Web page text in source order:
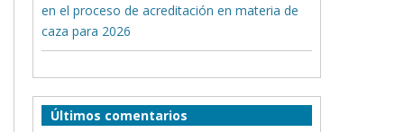
en el proceso de acreditación en materia de
caza para 2026
Últimos comentarios